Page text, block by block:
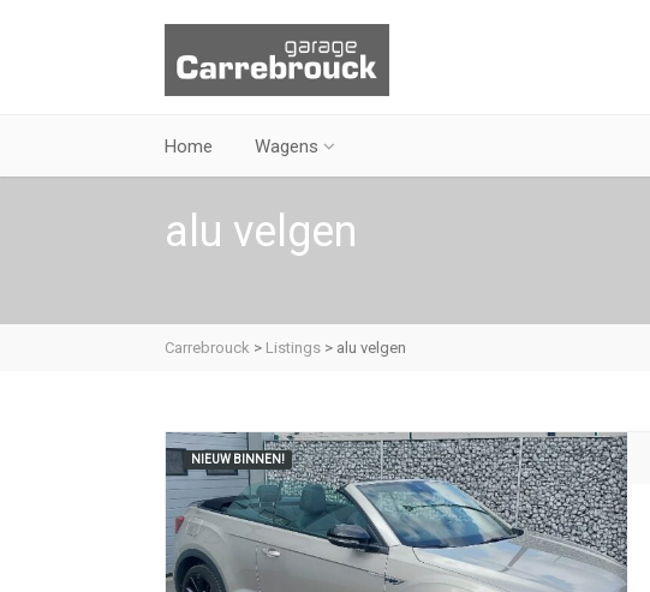
Home Wagens
alu velgen
Carrebrouck > Listings > alu velgen
NIEUW BINNEN!